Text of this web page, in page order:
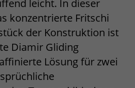
leicht. In dieser
konzentrierte Fritschi
der Konstruktion ist
Diamir Gliding
Lösung für zwei